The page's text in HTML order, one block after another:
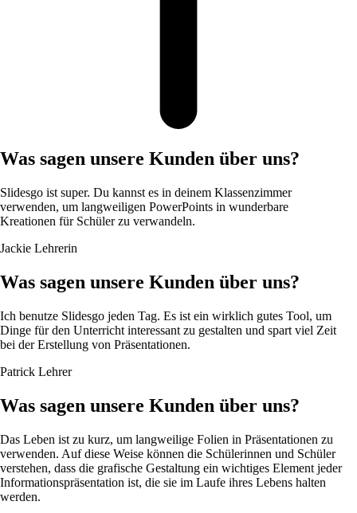
Was sagen unsere Kunden über uns?
Slidesgo ist super. Du kannst es in deinem Klassenzimmer
verwenden, um langweiligen PowerPoints in wunderbare
Kreationen für Schüler zu verwandeln.
Jackie Lehrerin
Was sagen unsere Kunden über uns?
Ich benutze Slidesgo jeden Tag. Es ist ein wirklich gutes Tool, um
Dinge für den Unterricht interessant zu gestalten und spart viel Zeit
bei der Erstellung von Präsentationen.
Patrick Lehrer
Was sagen unsere Kunden über uns?
Das Leben ist zu kurz, um langweilige Folien in Präsentationen zu
verwenden. Auf diese Weise können die Schülerinnen und Schüler
verstehen, dass die grafische Gestaltung ein wichtiges Element jeder
Informationspräsentation ist, die sie im Laufe ihres Lebens halten
werden.